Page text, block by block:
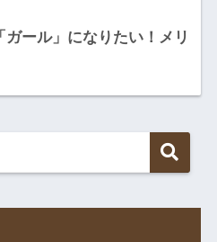
ール」になりたい！メリ